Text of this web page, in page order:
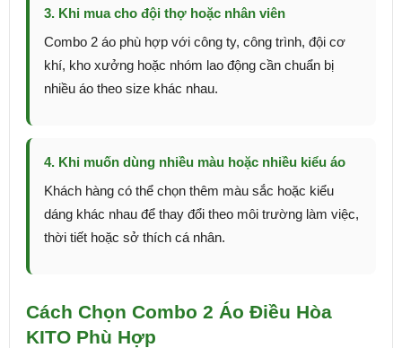
3. Khi mua cho đội thợ hoặc nhân viên
Combo 2 áo phù hợp với công ty, công trình, đội cơ
khí, kho xưởng hoặc nhóm lao động cần chuẩn bị
nhiều áo theo size khác nhau.
4. Khi muốn dùng nhiều màu hoặc nhiều kiểu áo
Khách hàng có thể chọn thêm màu sắc hoặc kiểu
dáng khác nhau để thay đổi theo môi trường làm việc,
thời tiết hoặc sở thích cá nhân.
Cách Chọn Combo 2 Áo Điều Hòa
KITO Phù Hợp